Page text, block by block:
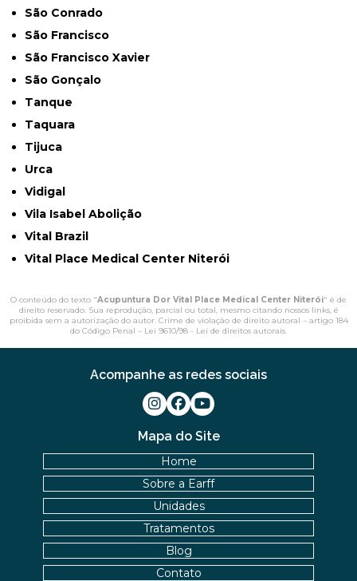
São Conrado
São Francisco
São Francisco Xavier
São Gonçalo
Tanque
Taquara
Tijuca
Urca
Vidigal
Vila Isabel Abolição
Vital Brazil
Vital Place Medical Center Niterói
O conteúdo do texto "Acupuntura Dor Vital Place Medical Center Niterói" é de
direito reservado. Sua reprodução, parcial ou total, mesmo citando nossos links, é
proibida sem a autorização do autor. Crime de violação de direito autoral – artigo 184
do Código Penal – Lei 9610/98 - Lei de direitos autorais.
Mapa do Site
Home
Sobre a Earff
Unidades
Tratamentos
Blog
Contato
Acompanhe as redes sociais